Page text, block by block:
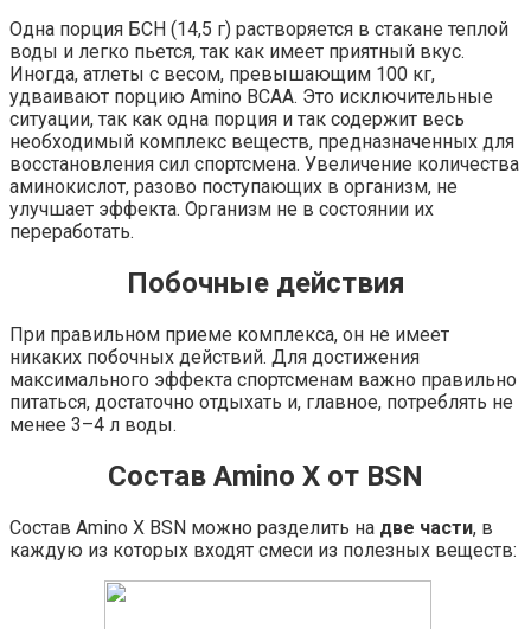
Одна порция БСН (14,5 г) растворяется в стакане теплой
воды и легко пьется, так как имеет приятный вкус.
Иногда, атлеты с весом, превышающим 100 кг,
удваивают порцию Amino BCAA. Это исключительные
ситуации, так как одна порция и так содержит весь
необходимый комплекс веществ, предназначенных для
восстановления сил спортсмена. Увеличение количества
аминокислот, разово поступающих в организм, не
улучшает эффекта. Организм не в состоянии их
переработать.
Побочные действия
При правильном приеме комплекса, он не имеет
никаких побочных действий. Для достижения
максимального эффекта спортсменам важно правильно
питаться, достаточно отдыхать и, главное, потреблять не
менее 3–4 л воды.
Состав Amino X от BSN
Состав Amino X BSN можно разделить на две части, в
каждую из которых входят смеси из полезных веществ: